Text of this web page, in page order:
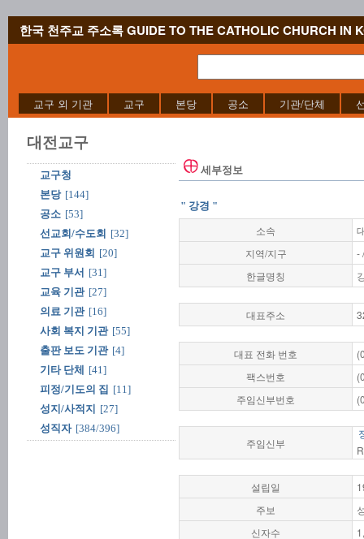
한국 천주교 주소록 GUIDE TO THE CATHOLIC CHURCH IN
교구 외 기관 교구 본당 공소 기관/단체
대전교구
교구청
본당 [144]
공소 [53]
선교회/수도회 [32]
교구 위원회 [20]
교구 부서 [31]
교육 기관 [27]
의료 기관 [16]
사회 복지 기관 [55]
출판 보도 기관 [4]
기타 단체
[41]
피정/기도의 집 [11]
성지/사적지
[27]
성직자 [384/396]
세부정보
" 강경 "
소속
지역/지구
-
한글명칭
대표주소
대표 전화 번호
팩스번호
주임신부번호
주임신부
설립일
주보
신자수